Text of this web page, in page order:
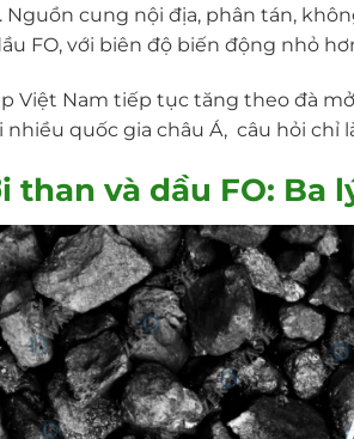
cung nội địa, phân tán,
FO, với biên độ biến động nhỏ
Việt Nam tiếp tục tăng theo đà
nhiều quốc gia châu Á, câu hỏi chỉ
than và dầu FO: Ba